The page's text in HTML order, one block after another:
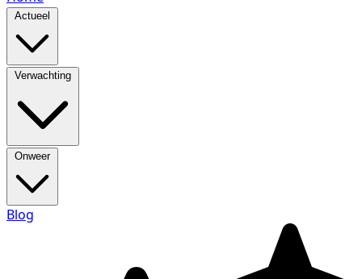
Actueel
Verwachting
Onweer
Blog